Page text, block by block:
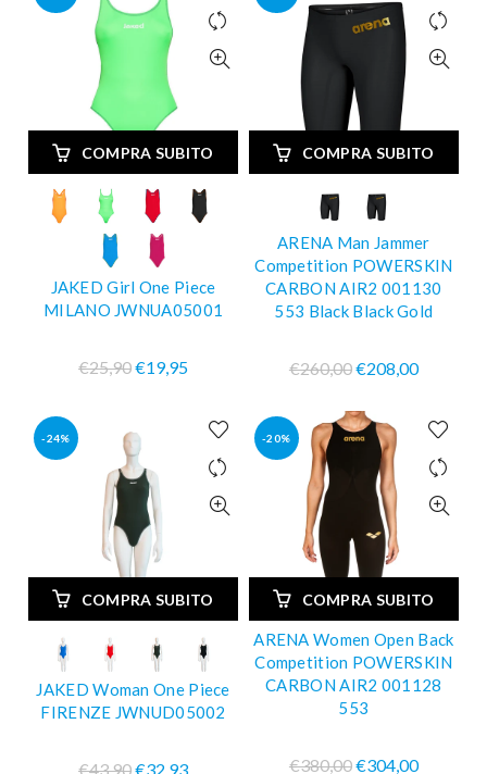
COMPRA SUBITO
JAKED Girl One Piece
MILANO JWNUA05001
€25,90€19,95
COMPRA SUBITO
ARENA Man Jammer
Competition POWERSKIN
CARBON AIR2 001130
553 Black Black Gold
€260,00€208,00
-24%
COMPRA SUBITO
JAKED Woman One Piece
FIRENZE JWNUD05002
€43,90€32,93
-20%
COMPRA SUBITO
ARENA Women Open Back
Competition POWERSKIN
CARBON AIR2 001128
553
€380,00€304,00